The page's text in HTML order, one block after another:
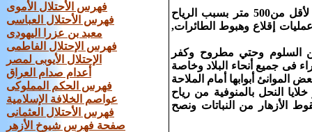
فهرس الأحتلال الأموى
فهرس الأحتلال العباسى
معبد بن عزرا اليهودى
فهرس الإحتلال الفاطمى
الإحتلال الأيوبى لمصر
أعدام صدام العراق
فهرس الحكم المملوكى
عواصم الخلافة الإسلامية
فهرس الأحتلال العثمانى
صفحة فهرس شيوخ الأزهر
توقف حركة الملاحة مؤقتا بالمطار يرجع إلي انخفاض مستوي الرؤية الأفقية لأقل من‏500‏ متر بسبب الرياح
إقلاع وهبوط الطائرات‏,‏
السلوم وحتي مطروح وكفر
فى جميع أنحاء البلاد وخاصة
الموانئ أبوابها أمام الملاحة
النحل بالمنوفية من رياح
الأزهار من النباتات ونصح